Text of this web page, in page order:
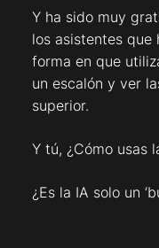
Y ha sido muy
los asistentes que
forma en que
un escalón y ver
superior.
Y tú, ¿Cómo usas
¿Es la IA solo un